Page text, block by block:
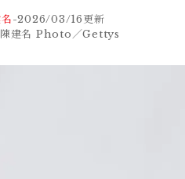
-2026/03/16更新
建名 Photo／Gettys